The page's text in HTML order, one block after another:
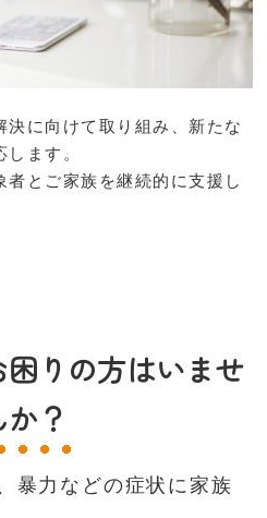
に向けて取り組み、新たな
ます。
者とご家族を継続的に支援し
りの方はいませ
か？
暴力などの症状に家族